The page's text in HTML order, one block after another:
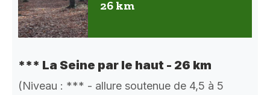
26 km
*** La Seine par le haut - 26 km
(Niveau : *** - allure soutenue de 4,5 à 5